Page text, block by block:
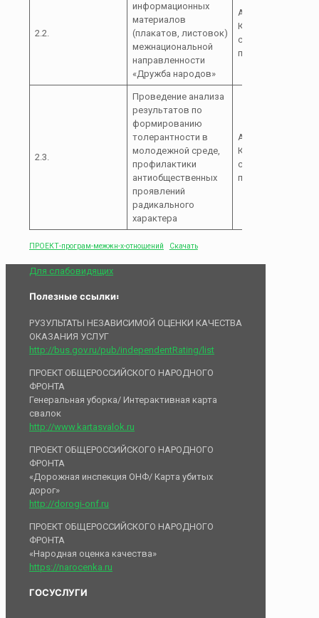
2.2.
информационных
материалов
(плакатов, листовок)
межнациональной
направленности
«Дружба народов»
Администрация
Курджиновского
сельского
поселения
2.3.
Проведение анализа
результатов по
формированию
толерантности в
молодежной среде,
профилактики
антиобщественных
проявлений
радикального
характера
Администрация
Курджиновского
сельского
поселения
ПРОЕКТ-програм-межжн-х-отношений Скачать
Для слабовидящих
Полезные ссылки:
РУЗУЛЬТАТЫ НЕЗАВИСИМОЙ ОЦЕНКИ КАЧЕСТВА
ОКАЗАНИЯ УСЛУГ
http://bus.gov.ru/pub/independentRating/list
ПРОЕКТ ОБЩЕРОССИЙСКОГО НАРОДНОГО
ФРОНТА
Генеральная уборка/ Интерактивная карта
свалок
http://www.kartasvalok.ru
ПРОЕКТ ОБЩЕРОССИЙСКОГО НАРОДНОГО
ФРОНТА
«Дорожная инспекция ОНФ/ Карта убитых
дорог»
http://dorogi-onf.ru
ПРОЕКТ ОБЩЕРОССИЙСКОГО НАРОДНОГО
ФРОНТА
«Народная оценка качества»
https://narocenka.ru
ГОСУСЛУГИ